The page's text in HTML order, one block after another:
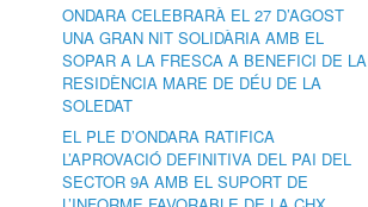
ONDARA CELEBRARÀ EL 27 D’AGOST
UNA GRAN NIT SOLIDÀRIA AMB EL
SOPAR A LA FRESCA A BENEFICI DE LA
RESIDÈNCIA MARE DE DÉU DE LA
SOLEDAT
EL PLE D’ONDARA RATIFICA
L’APROVACIÓ DEFINITIVA DEL PAI DEL
SECTOR 9A AMB EL SUPORT DE